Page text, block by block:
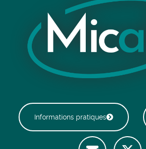
Informations pratiques